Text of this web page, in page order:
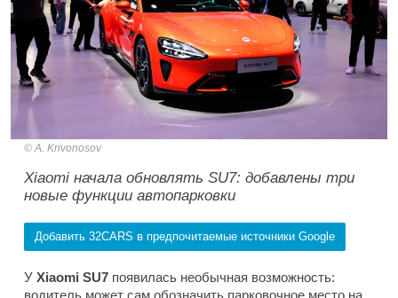
A. Krivonosov
Xiaomi начала обновлять SU7: добавлены три
новые функции автопарковки
Добавить 32CARS в предпочитаемые источники Google
У Xiaomi SU7 появилась необычная возможность: